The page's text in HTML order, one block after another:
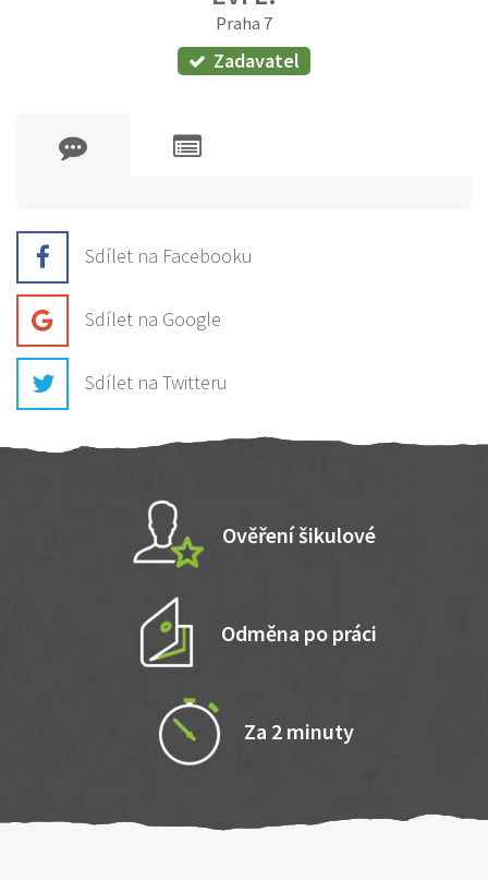
Praha 7
Zadavatel
Sdílet na Facebooku
Sdílet na Google
Sdílet na Twitteru
Ověření šikulové
Odměna po práci
Za 2 minuty